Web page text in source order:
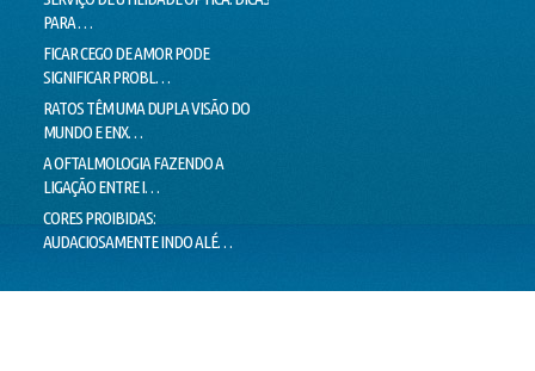
PARA …
FICAR CEGO DE AMOR PODE
SIGNIFICAR PROBL…
RATOS TÊM UMA DUPLA VISÃO DO
MUNDO E ENX…
A OFTALMOLOGIA FAZENDO A
LIGAÇÃO ENTRE I…
CORES PROIBIDAS:
AUDACIOSAMENTE INDO ALÉ…